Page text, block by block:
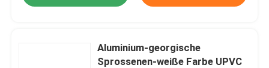
Aluminium-georgische
Sprossenen-weiße Farbe UPVC